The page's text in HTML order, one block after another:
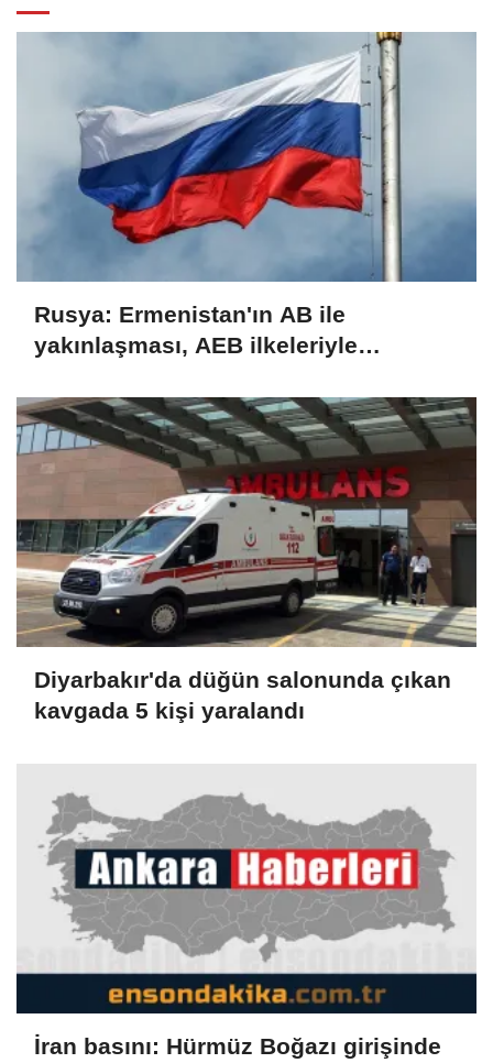
Rusya: Ermenistan'ın AB ile
yakınlaşması, AEB ilkeleriyle
Diyarbakır'da düğün salonunda çıkan
kavgada 5 kişi yaralandı
İran basını: Hürmüz Boğazı girişinde